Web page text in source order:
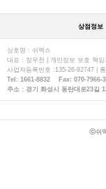
상점정보
상호명 : 쉬멕스
대표 : 장우천 | 개인정보 보호 책임
사업자등록번호 :135-26-92747 |
Tel: 1661-8832 Fax: 070-7966-
주소 : 경기 화성시 동탄대로23길
ⓒ쉬